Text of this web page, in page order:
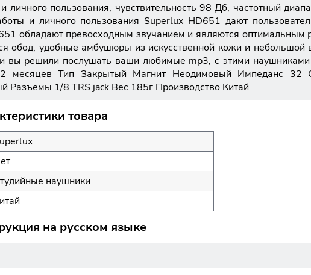
пользования, чувствительность 98 Дб, частотный
и личного пользования Superlux HD651 дают
обладают превосходным звучанием и являются оптимальным
обод, удобные амбушюры из искусственной кожи и
вы решили послушать ваши любимые mp3, с этими
месяцев Тип Закрытый Магнит Неодимовый Импеданс
1/8 TRS jack Вес 185г Производство Китай
товара
наушники
на русском языке